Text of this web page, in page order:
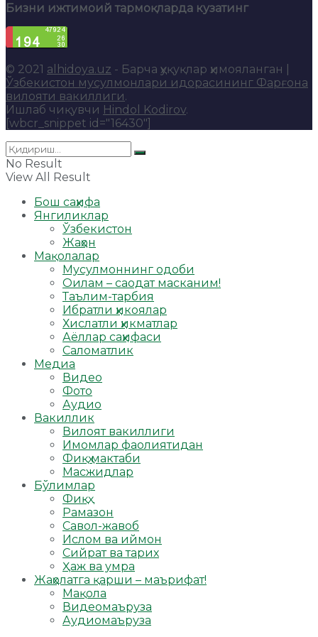
Бизни ижтимоий тармоқларда кузатинг
© 2021 alhidoya.uz - Барча ҳуқуқлар ҳимояланган |
Ўзбекистон мусулмонлари идорасининг Фарғона
вилояти вакиллиги.
Ишлаб чиқувчи Hindol Kodirov.
[wbcr_snippet id="16430"]
No Result
View All Result
Бош саҳифа
Янгиликлар
Ўзбекистон
Жаҳон
Мақолалар
Мусулмоннинг одоби
Оилам – саодат масканим!
Таълим-тарбия
Ибратли ҳикоялар
Хислатли ҳикматлар
Аёллар саҳифаси
Саломатлик
Медиа
Видео
Фото
Аудио
Вакиллик
Вилоят вакиллиги
Имомлар фаолиятидан
Фиқҳ мактаби
Масжидлар
Бўлимлар
Фиқҳ
Рамазон
Савол-жавоб
Ислом ва иймон
Сийрат ва тарих
Ҳаж ва умра
Жаҳолатга қарши – маърифат!
Мақола
Видеомаъруза
Аудиомаъруза